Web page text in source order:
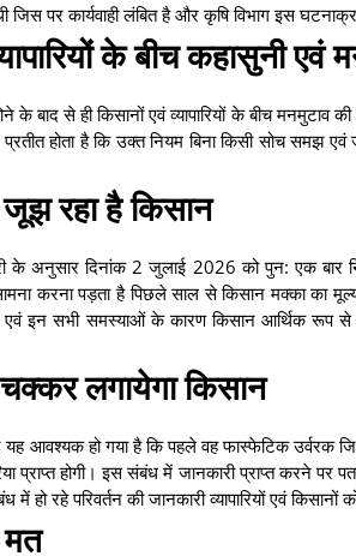
पर कार्यवाही लंबित है और कृषि विभाग इस
के बीच कहासुनी एवं
के बाद से ही किसानों एवं व्यापारियों के बीच
होता है कि उक्त नियम बिना किसी सोच समझ
रहा है किसान
के अनुसार दिनांक 2 जुलाई 2026 को पुन: एक
करना पड़ता है पिछले साल से किसान मक्का का
इन सभी समस्याओं के कारण किसान आर्थिक रूप से
लगायेगा किसान
यह आवश्यक हो गया है कि पहले वह फास्फेटिक
प्राप्त होगी। इस संबंध में जानकारी प्राप्त करने पर
रहे परिवर्तन की जानकारी व्यापारियों एवं किसानों को
मत